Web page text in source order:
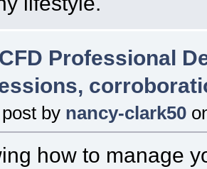
Professional
by nancy-clark50
how to manage